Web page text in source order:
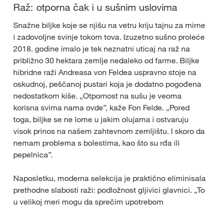
Raž: otporna čak i u sušnim uslovima
Snažne biljke koje se njišu na vetru kriju tajnu za mirne
i zadovoljne svinje tokom tova. Izuzetno sušno proleće
2018. godine imalo je tek neznatni uticaj na raž na
približno 30 hektara zemlje nedaleko od farme. Biljke
hibridne raži Andreasa von Feldea uspravno stoje na
oskudnoj, peščanoj pustari koja je dodatno pogođena
nedostatkom kiše. „Otpornost na sušu je veoma
korisna svima nama ovde”, kaže Fon Felde. „Pored
toga, biljke se ne lome u jakim olujama i ostvaruju
visok prinos na našem zahtevnom zemljištu. I skoro da
nemam problema s bolestima, kao što su rđa ili
pepelnica”.
Naposletku, moderna selekcija je praktično eliminisala
prethodne slabosti raži: podložnost gljivici glavnici. „To
u velikoj meri mogu da sprečim upotrebom